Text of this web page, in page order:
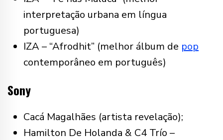
interpretação urbana em língua
portuguesa)
IZA – “Afrodhit” (melhor álbum de pop
contemporâneo em português)
Sony
Cacá Magalhães (artista revelação);
Hamilton De Holanda & C4 Trío –